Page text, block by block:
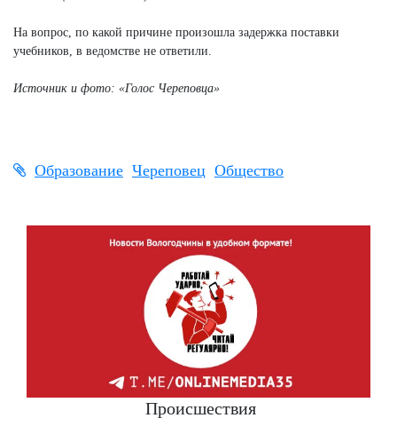
На вопрос, по какой причине произошла задержка поставки
учебников, в ведомстве не ответили.
Источник и фото: «Голос Череповца»
Образование Череповец Общество
Происшествия